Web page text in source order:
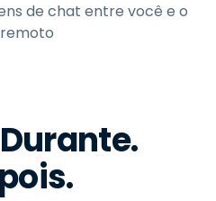
de chat entre você e o